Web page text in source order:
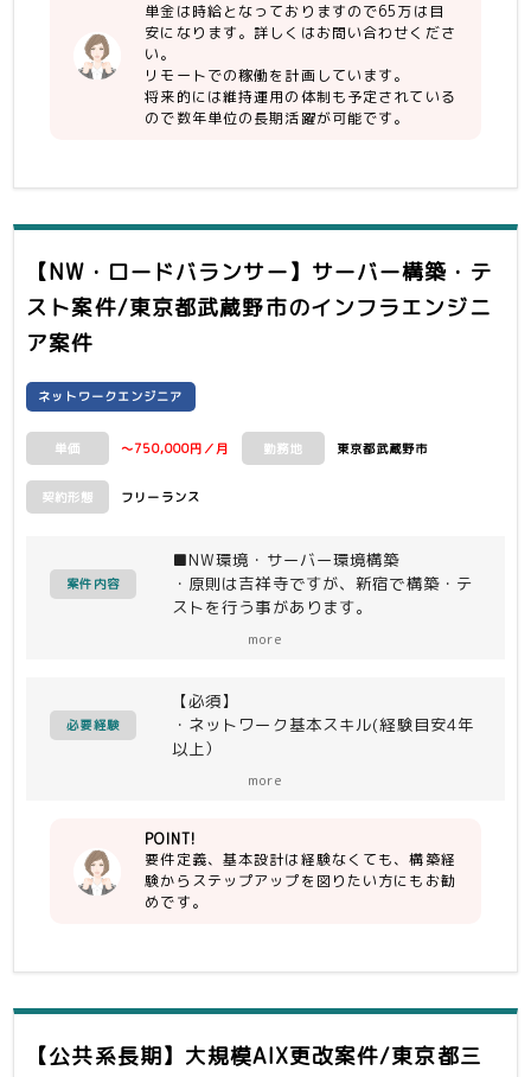
MW：
JP1/PRIMECLUSTER/OracleDB/
・未整理な情報に対して積極的に取り組
める方。
単金は時給となっておりますので65万は目
安になります。詳しくはお問い合わせくださ
い。
リモートでの稼働を計画しています。
将来的には維持運用の体制も予定されている
ので数年単位の長期活躍が可能です。
【NW・ロードバランサー】サーバー構築・テ
スト案件/東京都武蔵野市のインフラエンジニ
ア案件
ネットワークエンジニア
単価 ～750,000円／月 勤務地 東京都武蔵野市
契約形態 フリーランス
案件内容
■NW環境・サーバー環境構築
・原則は吉祥寺ですが、新宿で構築・テ
ストを行う事があります。
ます。
その際は代休・振休で調整します。
more
必要経験
【必須】
・ネットワーク基本スキル(経験目安4年
以上）
【尚可】
・サーバー構築スキル
※テスト環境を作れれば可
・SSL-VPN
more
POINT!
要件定義、基本設計は経験なくても、構築経
験からステップアップを図りたい方にもお勧
めです。
【公共系長期】大規模AIX更改案件/東京都三